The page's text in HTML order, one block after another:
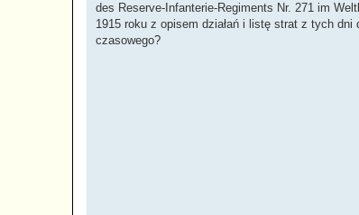
des Reserve-Infanterie-Regiments Nr. 271 im
1915 roku z opisem działań i listę strat z tych
czasowego?